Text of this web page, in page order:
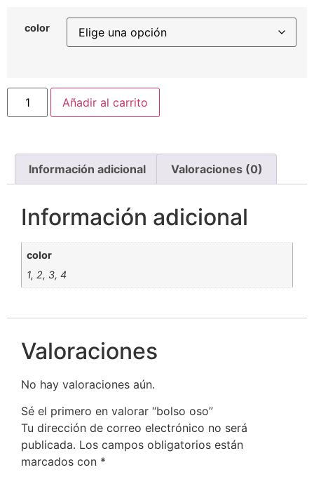
color
Añadir al carrito
Información adicional Valoraciones (0)
Información adicional
color
1, 2, 3, 4
Valoraciones
No hay valoraciones aún.
Sé el primero en valorar “bolso oso”
Tu dirección de correo electrónico no será
publicada. Los campos obligatorios están
marcados con *